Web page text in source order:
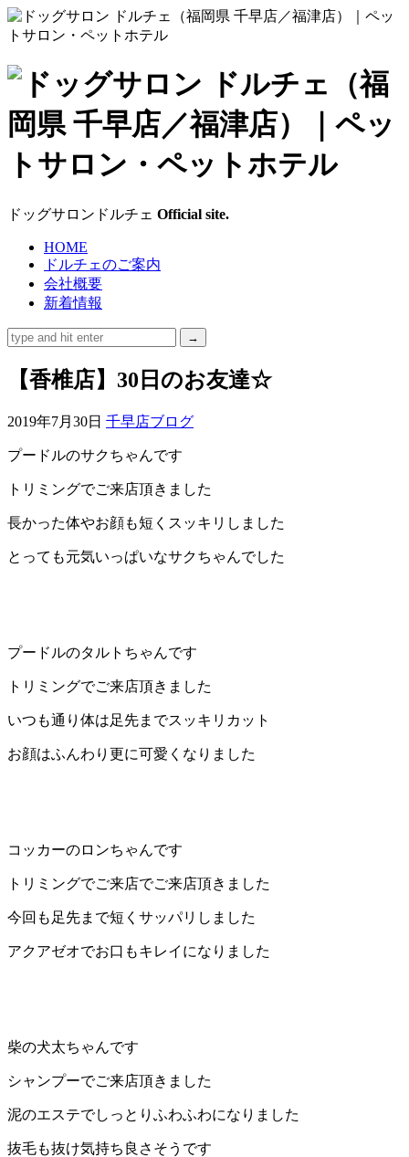
ド
ッ
グ
サ
ロ
ン
ド
ル
ェ
（福
岡
県
早
店
／
福
店）
｜
ペ
ッ
サ
ロ
ン・
ドッグサロンドルチェ Official site.
HOME
ドルチェのご案内
会社概要
新着情報
【香椎店】30日のお友達☆
2019年7月30日 千早店ブログ
プードルのサクちゃんです
トリミングでご来店頂きました
長かった体やお顔も短くスッキリしました
とっても元気いっぱいなサクちゃんでした
プードルのタルトちゃんです
トリミングでご来店頂きました
いつも通り体は足先までスッキリカット
お顔はふんわり更に可愛くなりました
コッカーのロンちゃんです
トリミングでご来店でご来店頂きました
今回も足先まで短くサッパリしました
アクアゼオでお口もキレイになりました
柴の犬太ちゃんです
シャンプーでご来店頂きました
泥のエステでしっとりふわふわになりました
抜毛も抜け気持ち良さそうです